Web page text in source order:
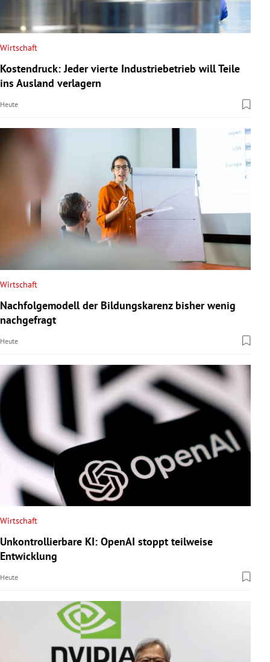
Wirtschaft
Kostendruck: Jeder vierte Industriebetrieb will Teile
ins Ausland verlagern
Heute
Wirtschaft
Nachfolgemodell der Bildungskarenz bisher wenig
nachgefragt
Heute
Wirtschaft
Unkontrollierbare KI: OpenAI stoppt teilweise
Entwicklung
Heute